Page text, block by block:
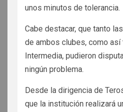
unos minutos de tolerancia.
Cabe destacar, que tanto
de ambos clubes, como
Intermedia, pudieron
ningún problema.
Desde la dirigencia de
que la institución realizará